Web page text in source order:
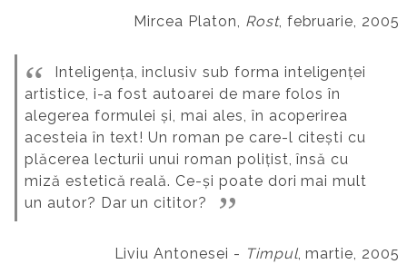
Mircea Platon, Rost, februarie, 2005
Inteligența, inclusiv sub forma inteligenței
artistice, i-a fost autoarei de mare folos în
alegerea formulei și, mai ales, în acoperirea
acesteia în text! Un roman pe care-l citești cu
plăcerea lecturii unui roman polițist, însă cu
miză estetică reală. Ce-și poate dori mai mult
un autor? Dar un cititor?
Liviu Antonesei - Timpul, martie, 2005